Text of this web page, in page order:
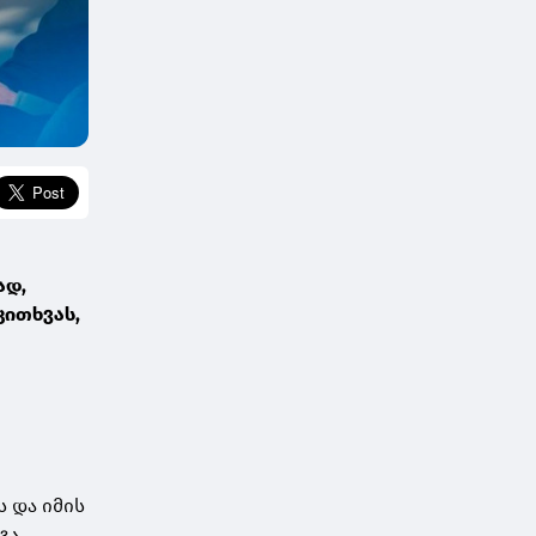
და იმის